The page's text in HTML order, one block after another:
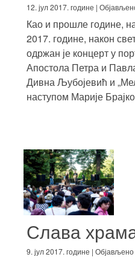
12. јул 2017. године |
Као и прошле године,
2017. године, након
одржан је концерт у
Апостола Петра и
Дивна Љубојевић и
наступом Марије
Слава
9. јул 2017. године | Објављено